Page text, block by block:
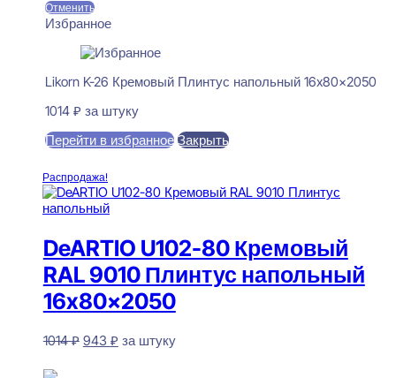
Отменить
Избранное
Likorn K-26 Кремовый Плинтус напольный 16x80x2050
1014 ₽ за штуку
Перейти в избранное Закрыть
Распродажа!
DeARTIO U102-80 Кремовый
RAL 9010 Плинтус напольный
16x80x2050
1014₽ Первоначальная
943 ₽Текущая
за штуку